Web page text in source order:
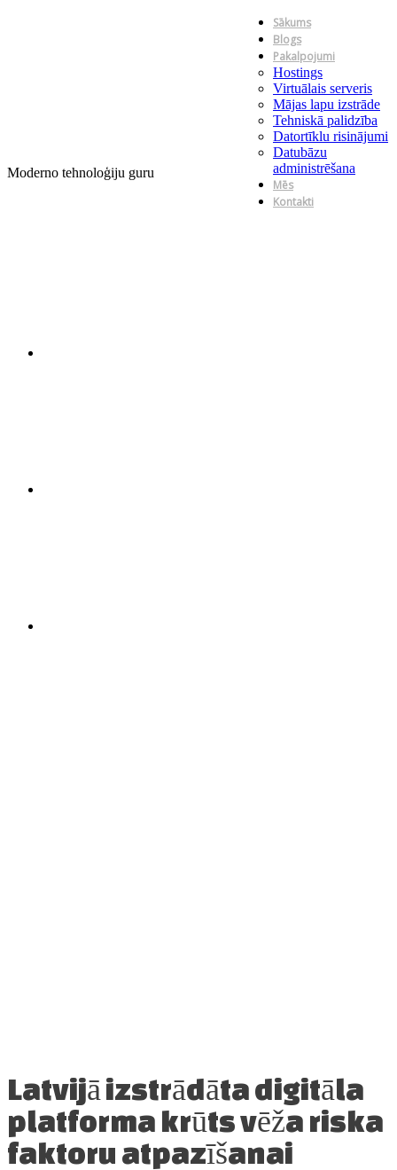
Moderno tehnoloģiju guru
Sākums
Blogs
Pakalpojumi
Hostings
Virtuālais serveris
Mājas lapu izstrāde
Tehniskā palidzība
Datortīklu risinājumi
Datubāzu
administrēšana
Mēs
Kontakti
Latvijā izstrādāta digitāla
platforma krūts vēža riska
faktoru atpazīšanai